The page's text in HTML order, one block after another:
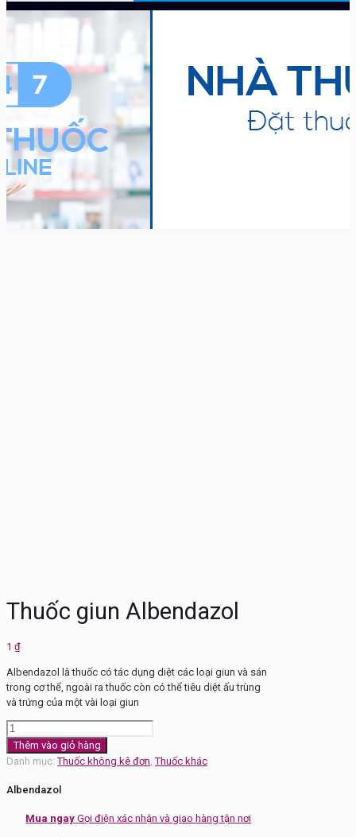
Thuốc giun Albendazol
1 ₫
Albendazol là thuốc có tác dụng diệt các loại giun và sán
trong cơ thể, ngoài ra thuốc còn có thể tiêu diệt ấu trùng
và trứng của một vài loại giun
Thuốc
giun
Albendazol
lượng
Thêm vào giỏ hàng
Danh mục:Thuốc không kê đơn ,Thuốc khác
Albendazol
Mua ngay Gọi điện xác nhận và giao hàng tận nơi